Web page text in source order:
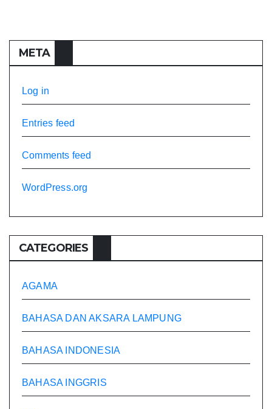
META
Log in
Entries feed
Comments feed
WordPress.org
CATEGORIES
AGAMA
BAHASA DAN AKSARA LAMPUNG
BAHASA INDONESIA
BAHASA INGGRIS